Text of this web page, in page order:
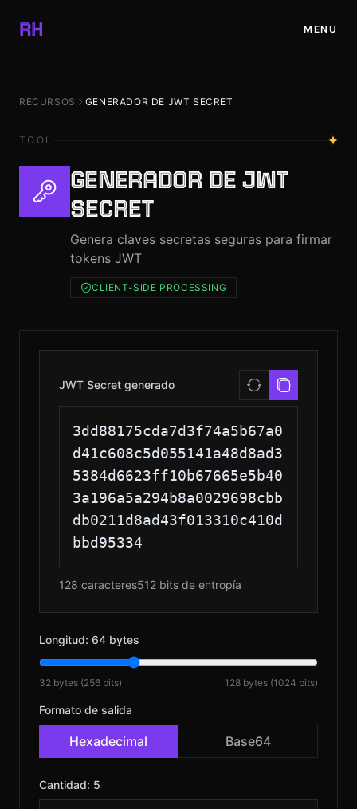
PROYECTOS
BLOG
RECURSOS
TIENDA
CONTACTO
RH MENU
RECURSOS GENERADOR DE JWT SECRET
TOOL
GENERADOR DE JWT
SECRET
Genera claves secretas seguras para firmar
tokens JWT
CLIENT-SIDE PROCESSING
JWT Secret generado
3dd88175cda7d3f74a5b67a0
d41c608c5d055141a48d8ad3
5384d6623ff10b67665e5b40
3a196a5a294b8a0029698cbb
db0211d8ad43f013310c410d
bbd95334
128 caracteres512 bits de entropía
Longitud: 64 bytes
32 bytes (256 bits) 128 bytes (1024 bits)
Formato de salida
Hexadecimal Base64
Cantidad: 5